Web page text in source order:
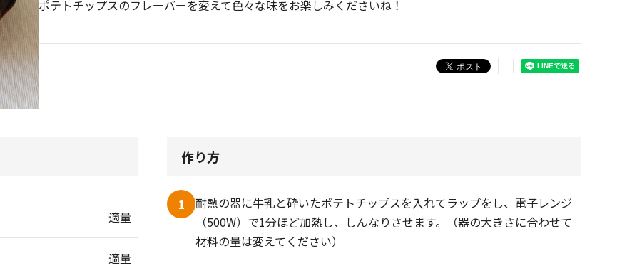
ポテトチップスのフレーバーを変えて色々な味をお楽しみくださいね！
適量
適量
作り方
1
耐熱の器に牛乳と砕いたポテトチップスを入れてラップをし、電子レンジ
（500W）で1分ほど加熱し、しんなりさせます。（器の大きさに合わせて
材料の量は変えてください）